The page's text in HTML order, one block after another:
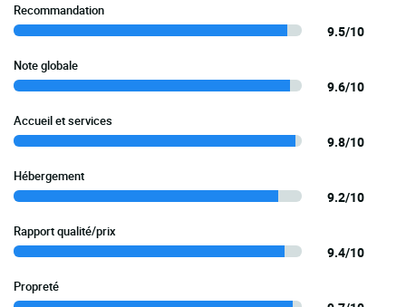
Recommandation
9.5/10
Note globale
9.6/10
Accueil et services
9.8/10
Hébergement
9.2/10
Rapport qualité/prix
9.4/10
Propreté